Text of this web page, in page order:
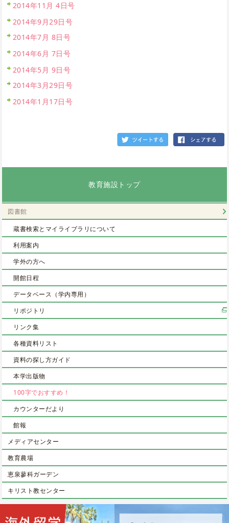
2014年11月 4日号
2014年9月29日号
2014年7月 8日号
2014年6月 7日号
2014年5月 9日号
2014年3月29日号
2014年1月17日号
教育施設トップ
図書館
蔵書検索とマイライブラリについて
利用案内
学外の方へ
開館日程
データベース（学内専用）
リポジトリ
リンク集
各種資料リスト
資料の探し方ガイド
本学出版物
100字でおすすめ！
カウンターだより
館報
メディアセンター
教育農場
恵泉蓼科ガーデン
キリスト教センター